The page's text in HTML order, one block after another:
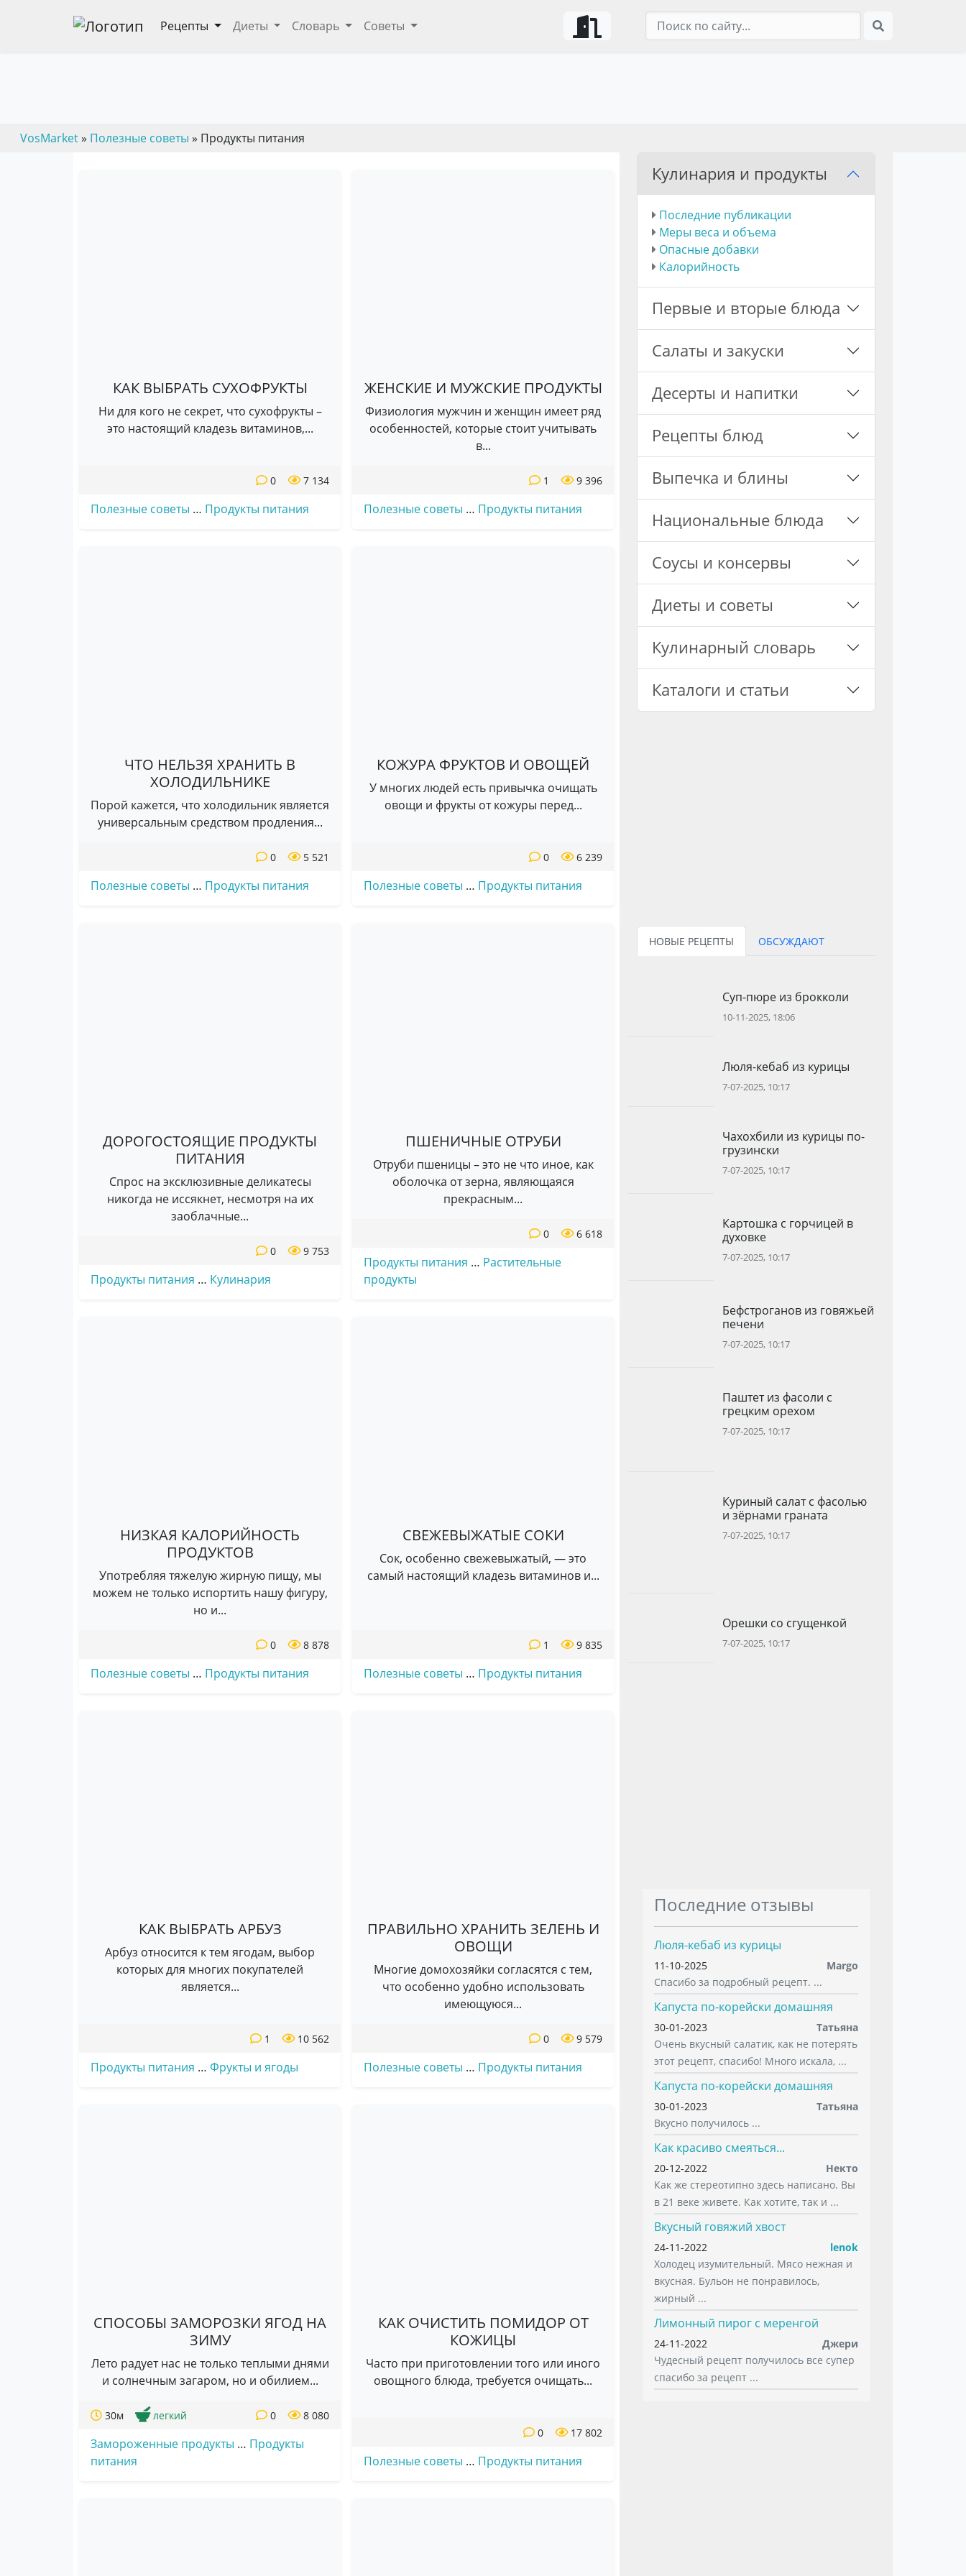
Рецепты Диеты Словарь Советы
VosMarket» Полезные советы » Продукты питания
КАК ВЫБРАТЬ СУХОФРУКТЫ
Ни для кого не секрет, что сухофрукты –
это настоящий кладезь витаминов,...
7 134
0
Полезные советы … Продукты питания
ЖЕНСКИЕ И МУЖСКИЕ ПРОДУКТЫ
Физиология мужчин и женщин имеет ряд
особенностей, которые стоит учитывать
в...
9 396
1
Полезные советы … Продукты питания
ЧТО НЕЛЬЗЯ ХРАНИТЬ В
ХОЛОДИЛЬНИКЕ
Порой кажется, что холодильник является
универсальным средством продления...
5 521
0
Полезные советы … Продукты питания
КОЖУРА ФРУКТОВ И ОВОЩЕЙ
У многих людей есть привычка очищать
овощи и фрукты от кожуры перед...
6 239
0
Полезные советы … Продукты питания
ДОРОГОСТОЯЩИЕ ПРОДУКТЫ
ПИТАНИЯ
Спрос на эксклюзивные деликатесы
никогда не иссякнет, несмотря на их
заоблачные...
9 753
0
Продукты питания … Кулинария
ПШЕНИЧНЫЕ ОТРУБИ
Отруби пшеницы – это не что иное, как
оболочка от зерна, являющаяся
прекрасным...
6 618
0
Продукты питания … Растительные
продукты
НИЗКАЯ КАЛОРИЙНОСТЬ
ПРОДУКТОВ
Употребляя тяжелую жирную пищу, мы
можем не только испортить нашу фигуру,
но и...
8 878
0
Полезные советы … Продукты питания
СВЕЖЕВЫЖАТЫЕ СОКИ
Сок, особенно свежевыжатый, — это
самый настоящий кладезь витаминов и...
9 835
1
Полезные советы … Продукты питания
КАК ВЫБРАТЬ АРБУЗ
Арбуз относится к тем ягодам, выбор
которых для многих покупателей
является...
10 562
1
Продукты питания … Фрукты и ягоды
ПРАВИЛЬНО ХРАНИТЬ ЗЕЛЕНЬ И
ОВОЩИ
Многие домохозяйки согласятся с тем,
что особенно удобно использовать
имеющуюся...
9 579
0
Полезные советы … Продукты питания
СПОСОБЫ ЗАМОРОЗКИ ЯГОД НА
ЗИМУ
Лето радует нас не только теплыми днями
и солнечным загаром, но и обилием...
30м легкий 8 080
0
Замороженные продукты … Продукты
питания
КАК ОЧИСТИТЬ ПОМИДОР ОТ
КОЖИЦЫ
Часто при приготовлении того или иного
овощного блюда, требуется очищать...
17 802
0
Полезные советы … Продукты питания
Кулинария и продукты
Последние публикации
Меры веса и объема
Опасные добавки
Калорийность
Первые и вторые блюда
Салаты и закуски
Десерты и напитки
Рецепты блюд
Выпечка и блины
Национальные блюда
Соусы и консервы
Диеты и советы
Кулинарный словарь
Каталоги и статьи
НОВЫЕ РЕЦЕПТЫ ОБСУЖДАЮТ
Суп-пюре из брокколи
10-11-2025, 18:06
Люля-кебаб из курицы
7-07-2025, 10:17
Чахохбили из курицы по-
грузински
7-07-2025, 10:17
Картошка с горчицей в
духовке
7-07-2025, 10:17
Бефстроганов из говяжьей
печени
7-07-2025, 10:17
Паштет из фасоли с
грецким орехом
7-07-2025, 10:17
Куриный салат с фасолью
и зёрнами граната
7-07-2025, 10:17
Орешки со сгущенкой
7-07-2025, 10:17
Последние отзывы
Люля-кебаб из курицы
11-10-2025
Margo
Спасибо за подробный рецепт. ...
Капуста по-корейски домашняя
30-01-2023
Татьяна
Очень вкусный салатик, как не потерять
этот рецепт, спасибо! Много искала, ...
Капуста по-корейски домашняя
30-01-2023
Татьяна
Вкусно получилось ...
Как красиво смеяться...
20-12-2022
Некто
Как же стереотипно здесь написано. Вы
в 21 веке живете. Как хотите, так и ...
Вкусный говяжий хвост
24-11-2022
lenok
Холодец изумительный. Мясо нежная и
вкусная. Бульон не понравилось,
жирный ...
Лимонный пирог с меренгой
24-11-2022
Джери
Чудесный рецепт получилось все супер
спасибо за рецепт ...